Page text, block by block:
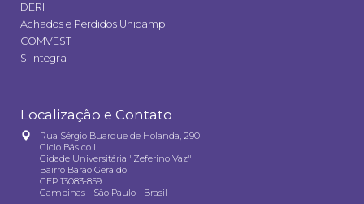
DERI
Achados e Perdidos Unicamp
COMVEST
S-integra
Localização e Contato
Rua Sérgio Buarque de Holanda, 290
Ciclo Básico II
Cidade Universitária "Zeferino Vaz"
Bairro Barão Geraldo
CEP 13083-859
Campinas - São Paulo - Brasil